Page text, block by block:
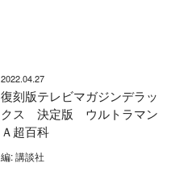
2022.04.27
復刻版テレビマガジンデラッ
クス 決定版 ウルトラマン
Ａ超百科
編: 講談社